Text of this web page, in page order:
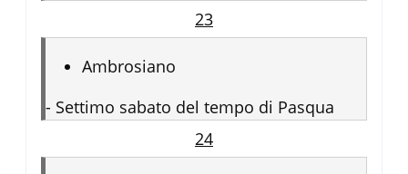
23
Ambrosiano
- Settimo sabato del tempo di Pasqua
24